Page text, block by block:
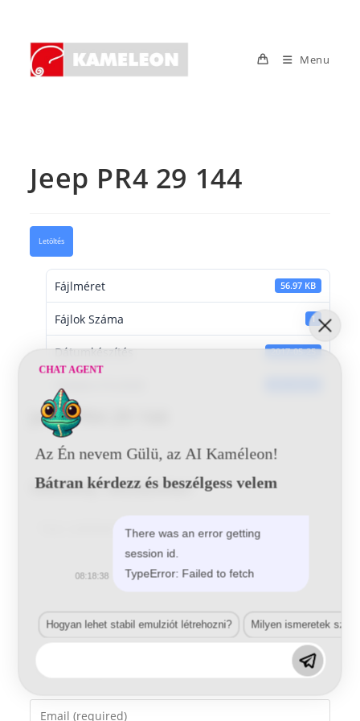
content
Menu
Jeep PR4 29 144
Letöltés
Fájlméret 56.97 KB
Fájlok Száma 1
Dátumkészítés 2017-05-25
Utoljára frissített
Jeep PR4 29 144
Vélemény, hozzászólás?
your
name
Enter
CHAT AGENT
Az Én nevem Gülü, az AI Kaméleon!
Bátran kérdezz és beszélgess velem
There was an error getting
session id.
TypeError: Failed to fetch
08:18:38
Hogyan lehet stabil emulziót létrehozni? Milyen ismeretek